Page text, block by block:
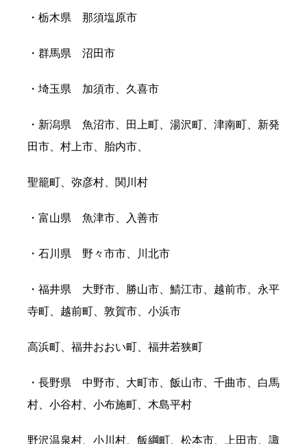
・栃木県 那須塩原市
・群馬県 沼田市
・埼玉県 加須市、久喜市
・新潟県 魚沼市、田上町、湯沢町、津南町、新発
田市、村上市、胎内市、
聖籠町、弥彦村、関川村
・富山県 魚津市、入善市
・石川県 野々市市、川北市
・福井県 大野市、勝山市、鯖江市、越前市、永平
寺町、越前町、敦賀市、小浜市
高浜町、福井おおい町、福井若狭町
・長野県 中野市、大町市、飯山市、千曲市、白馬
村、小谷村、小布施町、木島平村
野沢温泉村、小川村、飯綱町、松本市、上田市、諏